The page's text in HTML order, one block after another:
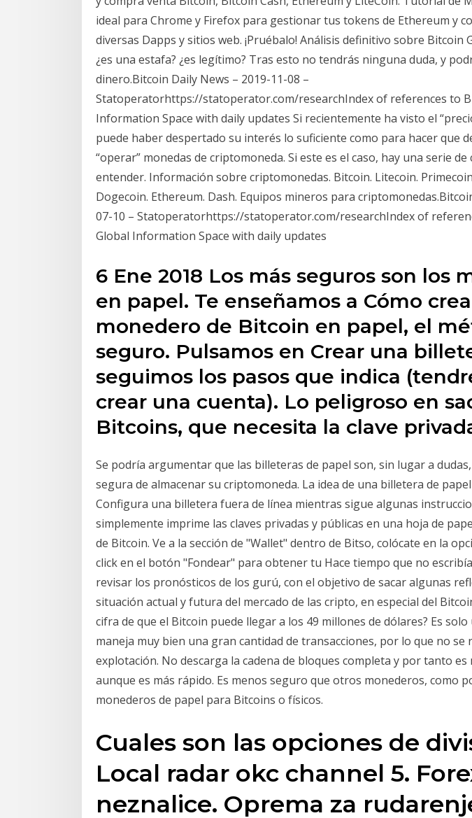
ideal para Chrome y Firefox para gestionar tus tokens de Ethereum y
diversas Dapps y sitios web. ¡Pruébalo! Análisis definitivo sobre Bitcoin
¿es una estafa? ¿es legítimo? Tras esto no tendrás ninguna duda, y
dinero.Bitcoin Daily News – 2019-11-08 –
Statoperatorhttps://statoperator.com/researchIndex of references to
Information Space with daily updates Si recientemente ha visto el
puede haber despertado su interés lo suficiente como para hacer que
“operar” monedas de criptomoneda. Si este es el caso, hay una serie de
entender. Información sobre criptomonedas. Bitcoin. Litecoin.
Dogecoin. Ethereum. Dash. Equipos mineros para
07-10 – Statoperatorhttps://statoperator.com/researchIndex of
Global Information Space with daily updates
6 Ene 2018 Los más seguros son los
en papel. Te enseñamos a Cómo
monedero de Bitcoin en papel, el
seguro. Pulsamos en Crear una
seguimos los pasos que indica
crear una cuenta). Lo peligroso en
Bitcoins, que necesita la clave
Se podría argumentar que las billeteras de papel son, sin lugar a
segura de almacenar su criptomoneda. La idea de una billetera de
Configura una billetera fuera de línea mientras sigue algunas
simplemente imprime las claves privadas y públicas en una hoja de
de Bitcoin. Ve a la sección de "Wallet" dentro de Bitso, colócate en la
click en el botón "Fondear" para obtener tu Hace tiempo que no
revisar los pronósticos de los gurú, con el objetivo de sacar algunas
situación actual y futura del mercado de las cripto, en especial del
cifra de que el Bitcoin puede llegar a los 49 millones de dólares? Es
maneja muy bien una gran cantidad de transacciones, por lo que no se
explotación. No descarga la cadena de bloques completa y por tanto es
aunque es más rápido. Es menos seguro que otros monederos, como
monederos de papel para Bitcoins o físicos.
Cuales son las opciones de
Local radar okc channel 5.
neznalice. Oprema za